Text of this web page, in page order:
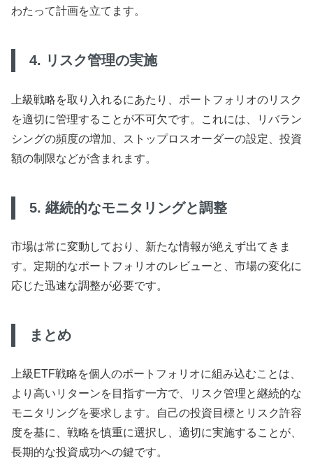
わたって計画を立てます。
4. リスク管理の実施
上級戦略を取り入れるにあたり、ポートフォリオのリスク
を適切に管理することが不可欠です。これには、リバラン
シングの頻度の増加、ストップロスオーダーの設定、投資
額の制限などが含まれます。
5. 継続的なモニタリングと調整
市場は常に変動しており、新たな情報が絶えず出てきま
す。定期的なポートフォリオのレビューと、市場の変化に
応じた迅速な調整が必要です。
まとめ
上級ETF戦略を個人のポートフォリオに組み込むことは、
より高いリターンを目指す一方で、リスク管理と継続的な
モニタリングを要求します。自己の投資目標とリスク許容
度を基に、戦略を慎重に選択し、適切に実施することが、
長期的な投資成功への鍵です。